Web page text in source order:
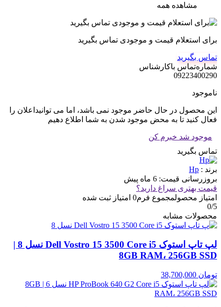
مشاهده همه
برای استعلام قیمت و موجودی تماس بگیرید
تماس بگیرید
شماره‌تماس‌ با‌کارشناس
09223400290
ناموجود
این محصول در حال حاضر موجود نمی باشد، اما می توانیداعلان را
فعال کنید تا به محض موجود شدن به شما اطلاع دهیم
موجود شد خبرم کن
تماس بگیرید
برند : Hp
بروزرسانی قیمت: 6 ماه پیش
قیمت بهتری سراغ دارید؟
امتیاز محصولمجموع فرم0 امتیاز ثبت شده
0/5
محصولات مشابه
لپ تاپ استوک Dell Vostro 15 3500 Core i5 نسل 8 |
8GB RAM، 256GB SSD
تومان